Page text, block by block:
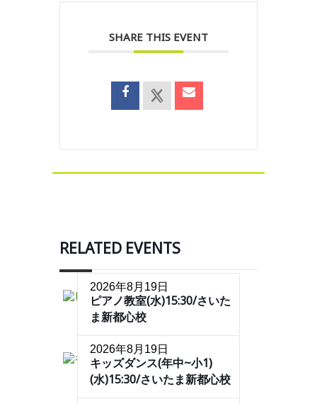
SHARE THIS EVENT
RELATED EVENTS
2026年8月19日
ピアノ教室(水)15:30/さいた
ま新都心校
2026年8月19日
キッズダンス(年中~小1)
(水)15:30/さいたま新都心校